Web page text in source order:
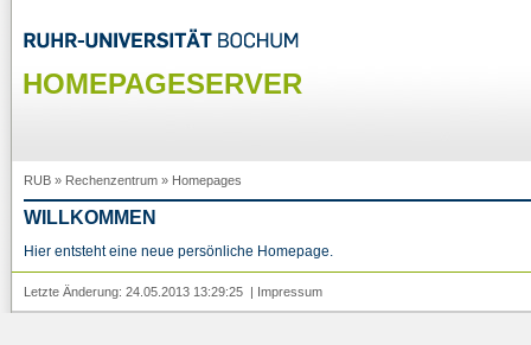
HOMEPAGESERVER
RUB » Rechenzentrum » Homepages
WILLKOMMEN
Hier entsteht eine neue persönliche Homepage.
Letzte Änderung: 24.05.2013 13:29:25 | Impressum